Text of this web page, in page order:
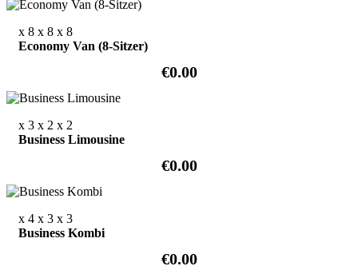
x 8 x 8 x 8
Economy Van (8-Sitzer)
€0.00
x 3 x 2 x 2
Business Limousine
€0.00
x 4 x 3 x 3
Business Kombi
€0.00